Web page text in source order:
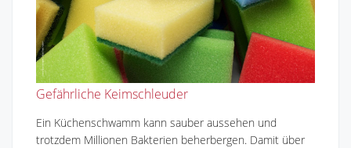
Gefährliche Keimschleuder
Ein Küchenschwamm kann sauber aussehen und
trotzdem Millionen Bakterien beherbergen. Damit über